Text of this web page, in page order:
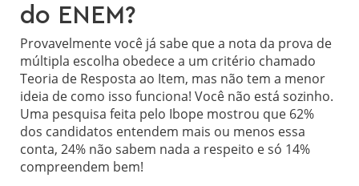
do ENEM?
Provavelmente você já sabe que a nota da prova de
múltipla escolha obedece a um critério chamado
Teoria de Resposta ao Item, mas não tem a menor
ideia de como isso funciona! Você não está sozinho.
Uma pesquisa feita pelo Ibope mostrou que 62%
dos candidatos entendem mais ou menos essa
conta, 24% não sabem nada a respeito e só 14%
compreendem bem!